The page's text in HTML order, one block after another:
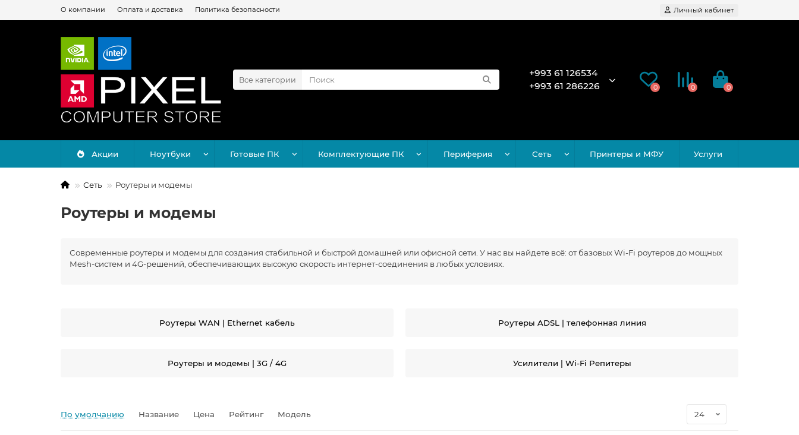
О компании Оплата и доставка Политика безопасности Личный кабинет
Все категории
+993 61 126534
+993 61 286226
0 0 0
Акции Ноутбуки Готовые ПК Комплектующие ПК Периферия Сеть Принтеры и МФУ Услуги
Сеть Роутеры и модемы
Роутеры и модемы
Современные роутеры и модемы для создания стабильной и быстрой домашней или офисной сети. У нас вы найдете всё: от базовых Wi-Fi роутеров до мощных
Mesh-систем и 4G-решений, обеспечивающих высокую скорость интернет-соединения в любых условиях.
Роутеры WAN | Ethernet кабель Роутеры ADSL | телефонная линия
Роутеры и модемы | 3G / 4G Усилители | Wi-Fi Репитеры
По умолчанию Название Цена Рейтинг Модель